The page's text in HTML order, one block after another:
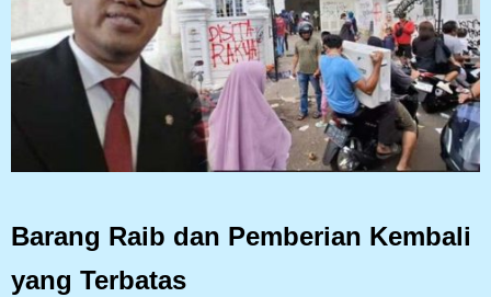
Barang Raib dan Pemberian Kembali
yang Terbatas